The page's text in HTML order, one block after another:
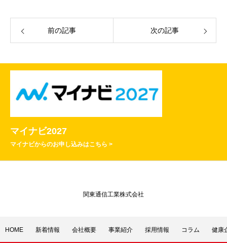
前の記事 次の記事
マイナビ2027
マイナビからのお申し込みはこちら >
関東通信工業株式会社
HOME 新着情報 会社概要 事業紹介 採用情報 コラム 健康